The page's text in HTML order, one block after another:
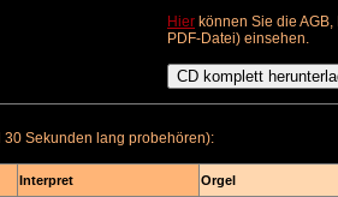
Hier können Sie die
PDF-Datei) einsehen.
Sekunden lang probehören):
Interpret Orgel